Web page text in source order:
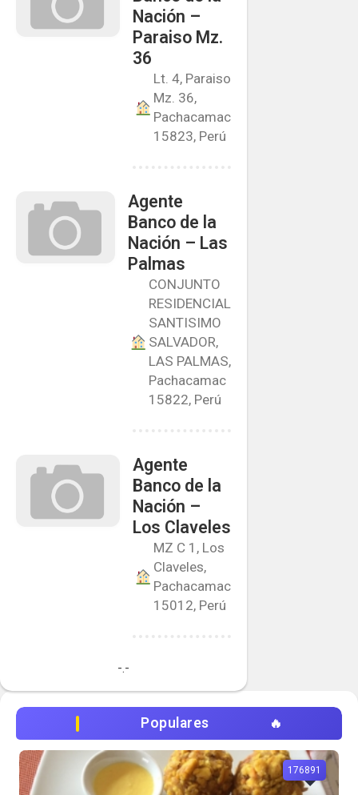
Nación –
Paraiso Mz.
36
Lt. 4, Paraiso
Mz. 36,
Pachacamac
15823, Perú
Agente
Banco de la
Nación – Las
Palmas
CONJUNTO
RESIDENCIAL
SANTISIMO
SALVADOR,
LAS PALMAS,
Pachacamac
15822, Perú
Agente
Banco de la
Nación –
Los Claveles
MZ C 1, Los
Claveles,
Pachacamac
15012, Perú
-.-
Populares
176891